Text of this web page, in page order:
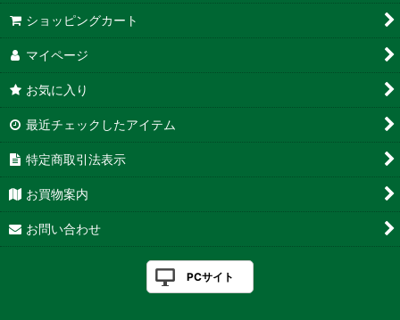
ショッピングカート
マイページ
お気に入り
最近チェックしたアイテム
特定商取引法表示
お買物案内
お問い合わせ
PCサイト